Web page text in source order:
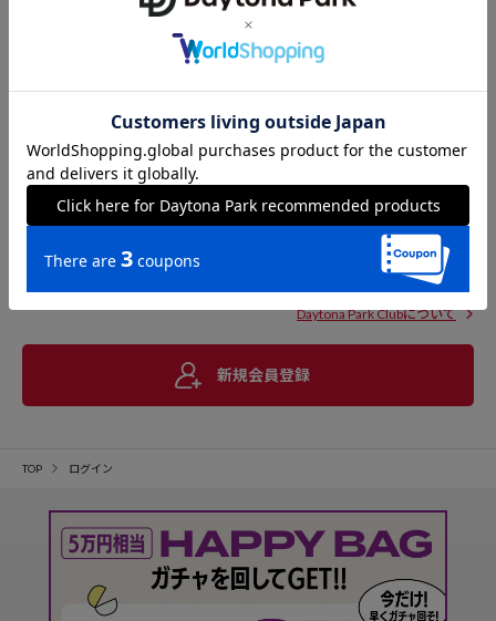
Daytona Park Clubについて
新規会員登録
TOP ログイン